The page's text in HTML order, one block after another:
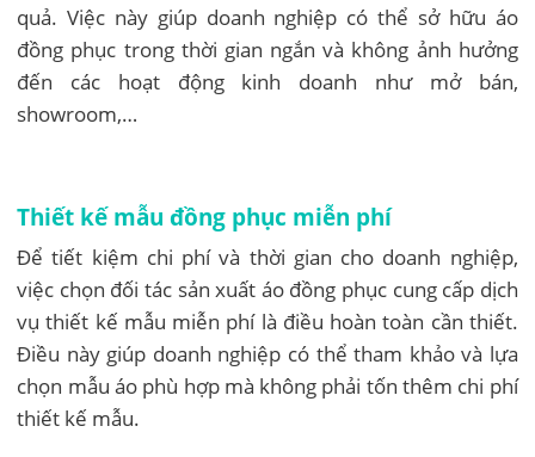
quả. Việc này giúp doanh nghiệp có thể sở hữu áo
đồng phục trong thời gian ngắn và không ảnh hưởng
đến các hoạt động kinh doanh như mở bán,
showroom,…
Thiết kế mẫu đồng phục miễn phí
Để tiết kiệm chi phí và thời gian cho doanh nghiệp,
việc chọn đối tác sản xuất áo đồng phục cung cấp dịch
vụ thiết kế mẫu miễn phí là điều hoàn toàn cần thiết.
Điều này giúp doanh nghiệp có thể tham khảo và lựa
chọn mẫu áo phù hợp mà không phải tốn thêm chi phí
thiết kế mẫu.